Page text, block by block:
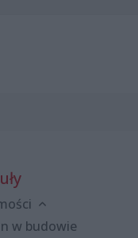
w budowie